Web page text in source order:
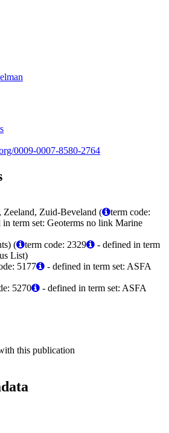
0009-0007-8580-2764
Zuid-Beveland (
term code:
in term set: Geoterms no link Marine
(
term code: 2329
- defined in term
List)
5177
- defined in term set: ASFA
5270
- defined in term set: ASFA
this publication